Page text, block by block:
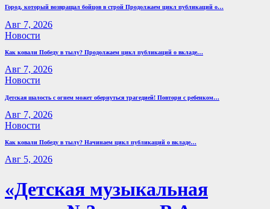
Город, который возвращал бойцов в строй Продолжаем цикл публикаций о…
Авг 7, 2026
Новости
Как ковали Победу в тылу? Продолжаем цикл публикаций о вкладе…
Авг 7, 2026
Новости
Детская шалость с огнем может обернуться трагедией! Повтори с ребенком…
Авг 7, 2026
Новости
Как ковали Победу в тылу? Начинаем цикл публикаций о вкладе…
Авг 5, 2026
«Детская музыкальная